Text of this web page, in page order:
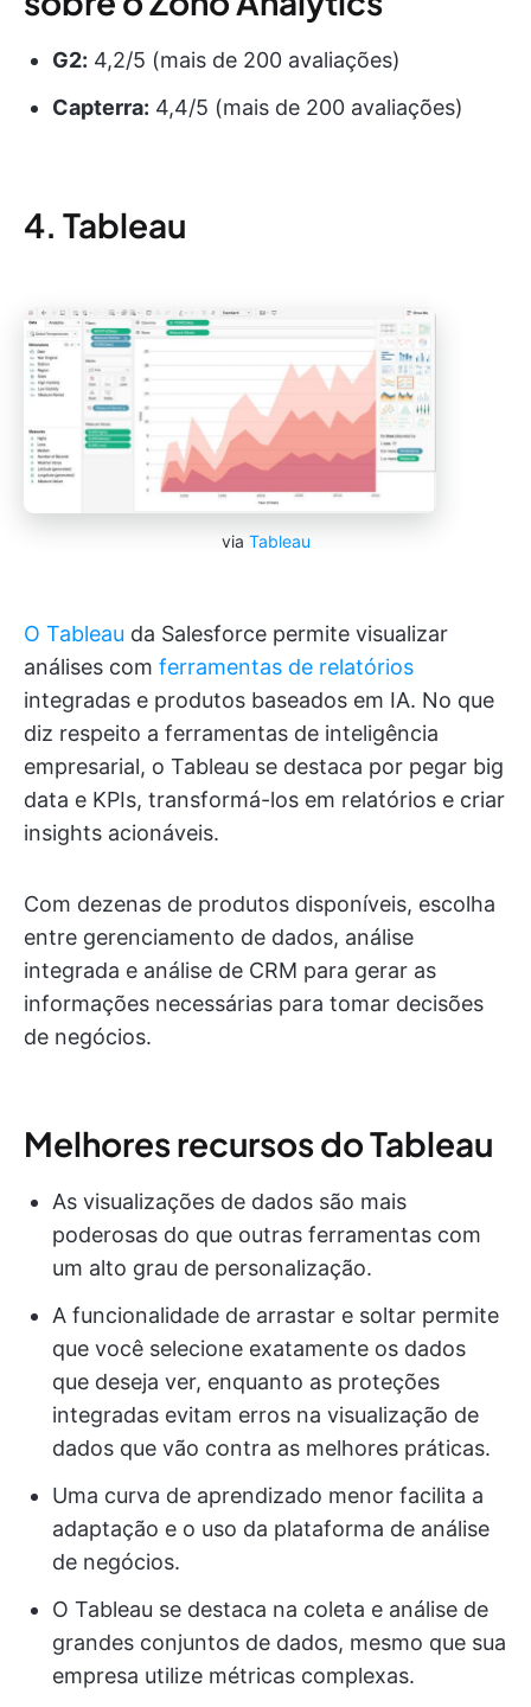
G2: 4,2/5 (mais de 200 avaliações)
Capterra: 4,4/5 (mais de 200 avaliações)
4. Tableau
via Tableau
O Tableau da Salesforce permite visualizar
análises com ferramentas de relatórios
integradas e produtos baseados em IA. No que
diz respeito a ferramentas de inteligência
empresarial, o Tableau se destaca por pegar big
data e KPIs, transformá-los em relatórios e criar
insights acionáveis.
Com dezenas de produtos disponíveis, escolha
entre gerenciamento de dados, análise
integrada e análise de CRM para gerar as
informações necessárias para tomar decisões
de negócios.
Melhores recursos do Tableau
As visualizações de dados são mais
poderosas do que outras ferramentas com
um alto grau de personalização.
A funcionalidade de arrastar e soltar permite
que você selecione exatamente os dados
que deseja ver, enquanto as proteções
integradas evitam erros na visualização de
dados que vão contra as melhores práticas.
Uma curva de aprendizado menor facilita a
adaptação e o uso da plataforma de análise
de negócios.
O Tableau se destaca na coleta e análise de
grandes conjuntos de dados, mesmo que sua
empresa utilize métricas complexas.